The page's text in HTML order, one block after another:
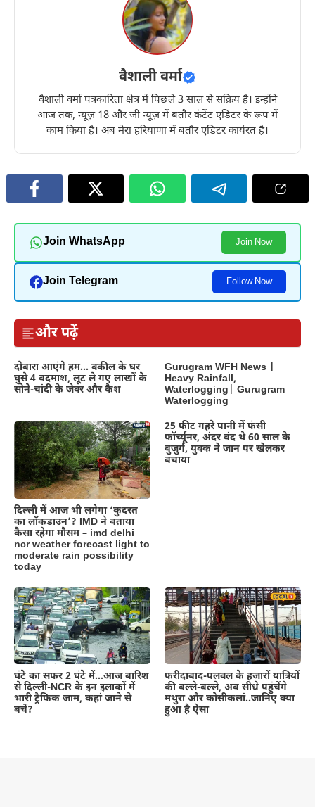
वैशाली वर्मा
वैशाली वर्मा पत्रकारिता क्षेत्र में पिछले 3 साल से सक्रिय है। इन्होंने
आज तक, न्यूज़ 18 और जी न्यूज़ में बतौर कंटेंट एडिटर के रूप में
काम किया है। अब मेरा हरियाणा में बतौर एडिटर कार्यरत है।
Join WhatsApp Join Now
Join Telegram Follow Now
और पढ़ें
दोबारा आएंगे हम… वकील के घर
घुसे 4 बदमाश, लूट ले गए लाखों के
सोने-चांदी के जेवर और कैश
Gurugram WFH News |
Heavy Rainfall,
Waterlogging| Gurugram
Waterlogging
दिल्‍ली में आज भी लगेगा ‘कुदरत
का लॉकडाउन’? IMD ने बताया
कैसा रहेगा मौसम – imd delhi
ncr weather forecast light to
moderate rain possibility
today
25 फीट गहरे पानी में फंसी
फॉर्च्यूनर, अंदर बंद थे 60 साल के
बुजुर्ग, युवक ने जान पर खेलकर
बचाया
घंटे का सफर 2 घंटे में…आज बारिश
से दिल्ली-NCR के इन इलाकों में
भारी ट्रैफिक जाम, कहां जाने से
बचें?
फरीदाबाद-पलवल के हजारों यात्रियों
की बल्ले-बल्ले, अब सीधे पहुंचेंगे
मथुरा और कोसीकलां..जानिए क्या
हुआ है ऐसा